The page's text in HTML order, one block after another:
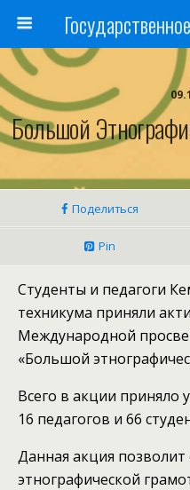
Большой
Поделиться
Pin
Студенты и педагоги
техникума приняли
Международной
«Большой
Всего в акции приняло
16 педагогов и 66
Данная акция
этнографической